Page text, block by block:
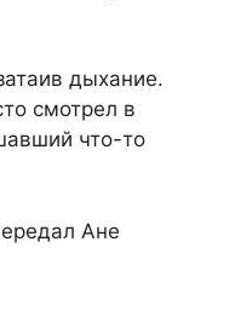
дыхание.
смотрел в
что-то
Ане